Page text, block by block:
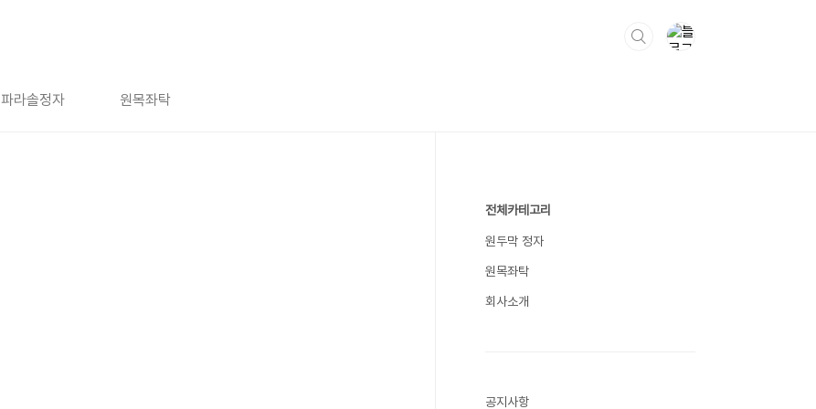
파라솔정자 원목좌탁
전체카테고리
원두막 정자
원목좌탁
회사소개
공지사항